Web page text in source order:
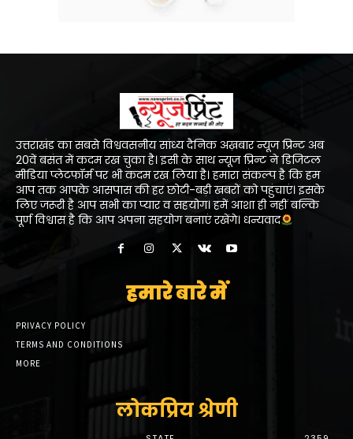
उत्तराखंड का सबसे विश्ववसनीय सांध्य दैनिक अख़बार न्यूज प्रिन्ट अब
20वें बसंत में कदम रख चुका है। इसी के साथ न्यूज प्रिन्ट ने डिजिटल
मीडिया प्लेटफॉर्म पर भी कदम रख लिया है। हमारा संकल्प है कि हम
आप तक आपके आसपास की हर छोटी-बड़ी खबरों को पहुंचाएं। इसके
लिए जरूरी है आप सभी का प्यार व सहयोग। हमें आशा ही नहीं बल्कि
पूर्ण विश्वास है कि आप अपना सहयोग बनाएं रखेंगे। धन्यवाद
हमारे बारे में
PRIVACY POLICY
TERMS AND CONDITIONS
MORE
लोकप्रिय श्रेणी